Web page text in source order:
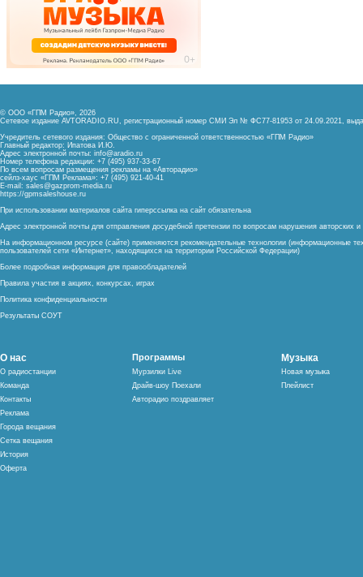
© ООО «ГПМ Радио», 2026
Сетевое издание AVTORADIO.RU, регистрационный номер СМИ Эл № ФС77-81953 от 24.09.2021,
Учредитель сетевого издания: Общество с ограниченной ответственностью «ГПМ Радио»
Главный редактор: Ипатова И.Ю.
Адрес электронной почты: info@aradio.ru
Номер телефона редакции: +7 (495) 937-33-67
По всем вопросам размещения рекламы на «Авторадио»
сейлз-хаус «ГПМ Реклама»: +7 (495) 921-40-41
E-mail: sales@gazprom-media.ru
https://gpmsaleshouse.ru
При использовании материалов сайта гиперссылка на сайт обязательна
Адрес электронной почты для отправления досудебной претензии по вопросам нарушения авторских
На информационном ресурсе (сайте) применяются рекомендательные технологии (информационные
пользователей сети «Интернет», находящихся на территории Российской Федерации)
Более подробная информация для правообладателей
Правила участия в акциях, конкурсах, играх
Политика конфиденциальности
Результаты СОУТ
О нас
О радиостанции
Команда
Контакты
Реклама
Города вещания
Сетка вещания
История
Оферта
Программы
Мурзилки Live
Драйв-шоу Поехали
Авторадио поздравляет
Музыка
Новая музыка
Плейлист